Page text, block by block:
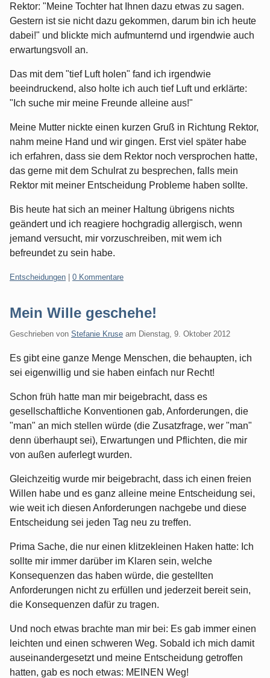
Rektor: "Meine Tochter hat Ihnen dazu etwas zu sagen.
Gestern ist sie nicht dazu gekommen, darum bin ich heute
dabei!" und blickte mich aufmunternd und irgendwie auch
erwartungsvoll an.
Das mit dem "tief Luft holen" fand ich irgendwie
beeindruckend, also holte ich auch tief Luft und erklärte:
"Ich suche mir meine Freunde alleine aus!"
Meine Mutter nickte einen kurzen Gruß in Richtung Rektor,
nahm meine Hand und wir gingen. Erst viel später habe
ich erfahren, dass sie dem Rektor noch versprochen hatte,
das gerne mit dem Schulrat zu besprechen, falls mein
Rektor mit meiner Entscheidung Probleme haben sollte.
Bis heute hat sich an meiner Haltung übrigens nichts
geändert und ich reagiere hochgradig allergisch, wenn
jemand versucht, mir vorzuschreiben, mit wem ich
befreundet zu sein habe.
Kategorien:
Entscheidungen 0 Kommentare
Mein Wille geschehe!
Geschrieben von Stefanie Kruse am Dienstag, 9. Oktober 2012
Es gibt eine ganze Menge Menschen, die behaupten, ich
sei eigenwillig und sie haben einfach nur Recht!
Schon früh hatte man mir beigebracht, dass es
gesellschaftliche Konventionen gab, Anforderungen, die
"man" an mich stellen würde (die Zusatzfrage, wer "man"
denn überhaupt sei), Erwartungen und Pflichten, die mir
von außen auferlegt wurden.
Gleichzeitig wurde mir beigebracht, dass ich einen freien
Willen habe und es ganz alleine meine Entscheidung sei,
wie weit ich diesen Anforderungen nachgebe und diese
Entscheidung sei jeden Tag neu zu treffen.
Prima Sache, die nur einen klitzekleinen Haken hatte: Ich
sollte mir immer darüber im Klaren sein, welche
Konsequenzen das haben würde, die gestellten
Anforderungen nicht zu erfüllen und jederzeit bereit sein,
die Konsequenzen dafür zu tragen.
Und noch etwas brachte man mir bei: Es gab immer einen
leichten und einen schweren Weg. Sobald ich mich damit
auseinandergesetzt und meine Entscheidung getroffen
hatten, gab es noch etwas: MEINEN Weg!